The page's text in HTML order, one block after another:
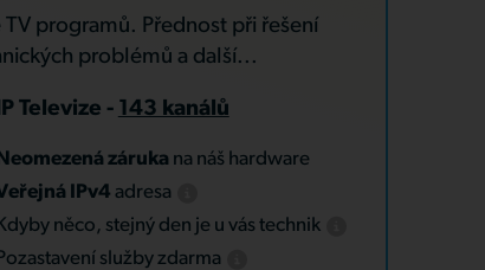
TV programů. Přednost při řešení
problémů a další...
Televize - 143 kanálů
Neomezená záruka na náš hardware
IPv4 adresa
Kdyby něco, stejný den je u vás technik
Pozastavení služby zdarma